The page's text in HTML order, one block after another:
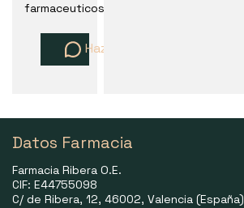
farmaceuticos
Haz una pregunta
Datos Farmacia
Farmacia Ribera O.E.
CIF: E44755098
C/ de Ribera, 12, 46002, Valencia (España)